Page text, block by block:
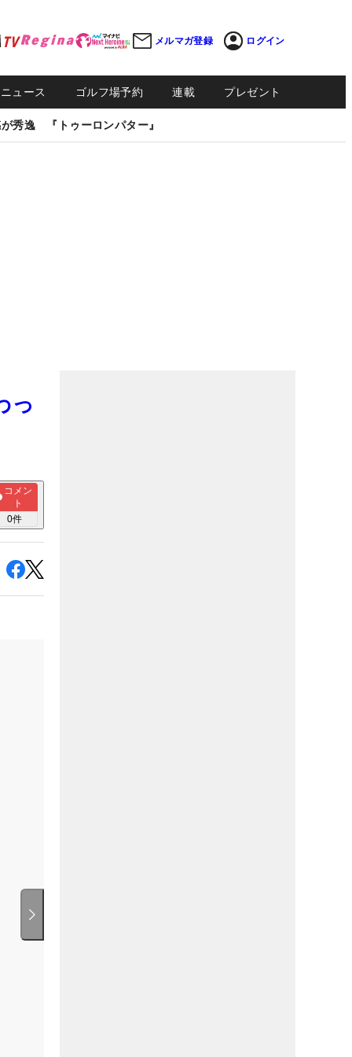
メルマガ登録 ログイン
ュース ゴルフ場予約 連載 プレゼント
秀逸 『トゥーロンパター』
っ
コメン
ト
0件